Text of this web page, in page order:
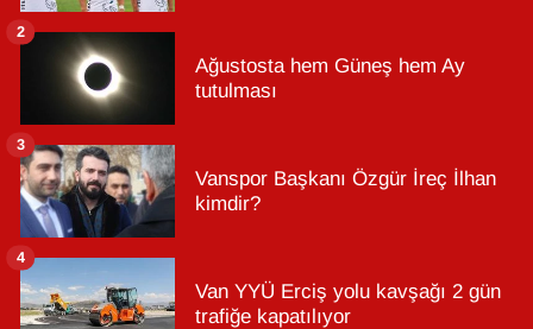
Ağustosta hem Güneş hem Ay
tutulması
2
Vanspor Başkanı Özgür İreç İlhan
kimdir?
3
Van YYÜ Erciş yolu kavşağı 2 gün
trafiğe kapatılıyor
4